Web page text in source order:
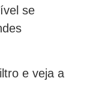
se
e veja a